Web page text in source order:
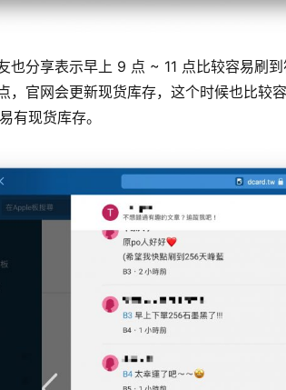
也分享表示早上 9 点 ~ 11 点比较容易刷
，官网会更新现货库存，这个时候也比较
有现货库存。